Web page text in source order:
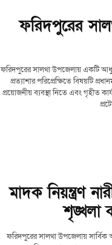
ফরিদপুর সালথা
ফরিদপুরের
ফরিদপুরের সালথা উপজেলায় একটি
প্রত্যাশার পরিপ্রেক্ষিতে বিষয়টি
প্রয়োজনীয় ব্যবস্থা নিতে এবং গৃহীত
ঢাকা ফরিদপুর ফিচার সালথা
মাদক নিয়ন্ত্রণ
শৃঙ্খলা
ফরিদপুরের সালথা উপজেলায় সার্বিক